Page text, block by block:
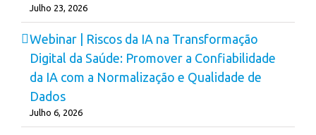
Julho 23, 2026
Webinar | Riscos da IA na Transformação
Digital da Saúde: Promover a Confiabilidade
da IA com a Normalização e Qualidade de
Dados
Julho 6, 2026